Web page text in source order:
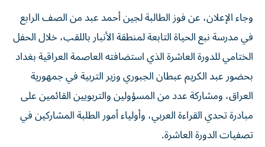
وجاء الإعلان، عن فوز الطالبة لجين أحمد عبد من الصف الرابع
في مدرسة نبع الحياة التابعة لمنطقة الأنبار باللقب، خلال الحفل
الختامي للدورة العاشرة الذي استضافته العاصمة العراقية بغداد
بحضور عبد الكريم عبطان الجبوري وزير التربية في جمهورية
العراق، ومشاركة عدد من المسؤولين والتربويين القائمين على
مبادرة تحدي القراءة العربي، وأولياء أمور الطلبة المشاركين في
تصفيات الدورة العاشرة.